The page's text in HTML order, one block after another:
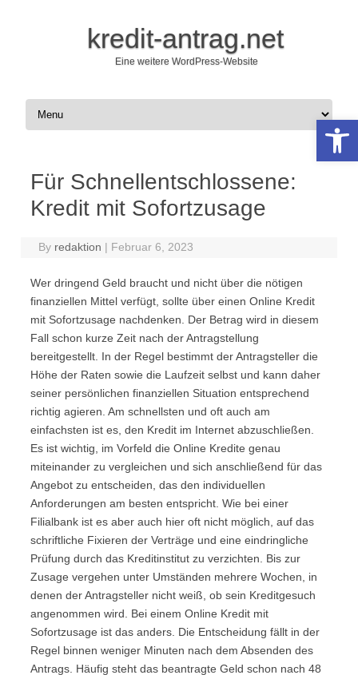
kredit-antrag.net
Eine weitere WordPress-Website
Skip to content
Für Schnellentschlossene:
Kredit mit Sofortzusage
By redaktion | Februar 6, 2023
Wer dringend Geld braucht und nicht über die nötigen
finanziellen Mittel verfügt, sollte über einen Online Kredit
mit Sofortzusage nachdenken. Der Betrag wird in diesem
Fall schon kurze Zeit nach der Antragstellung
bereitgestellt. In der Regel bestimmt der Antragsteller die
Höhe der Raten sowie die Laufzeit selbst und kann daher
seiner persönlichen finanziellen Situation entsprechend
richtig agieren. Am schnellsten und oft auch am
einfachsten ist es, den Kredit im Internet abzuschließen.
Es ist wichtig, im Vorfeld die Online Kredite genau
miteinander zu vergleichen und sich anschließend für das
Angebot zu entscheiden, das den individuellen
Anforderungen am besten entspricht. Wie bei einer
Filialbank ist es aber auch hier oft nicht möglich, auf das
schriftliche Fixieren der Verträge und eine eindringliche
Prüfung durch das Kreditinstitut zu verzichten. Bis zur
Zusage vergehen unter Umständen mehrere Wochen, in
denen der Antragsteller nicht weiß, ob sein Kreditgesuch
angenommen wird. Bei einem Online Kredit mit
Sofortzusage ist das anders. Die Entscheidung fällt in der
Regel binnen weniger Minuten nach dem Absenden des
Antrags. Häufig steht das beantragte Geld schon nach 48